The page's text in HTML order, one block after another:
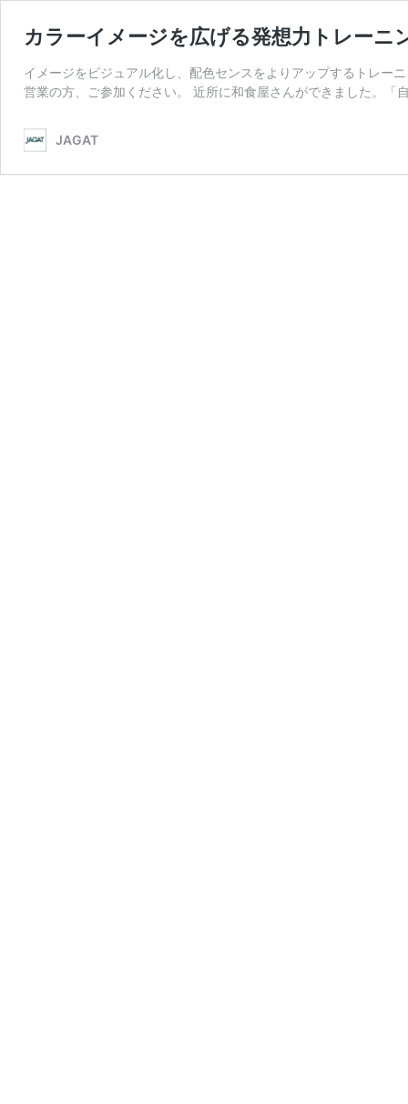
カラーイメージを広げる発想力トレーニ
イメージをビジュアル化し、配色センスをよりアップするトレー
営業の方、ご参加ください。 近所に和食屋さんができました。
JAGAT